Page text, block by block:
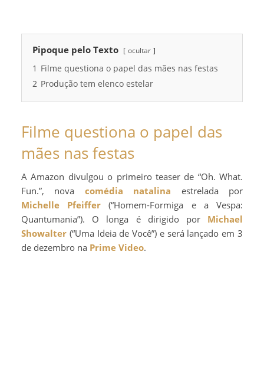
Pipoque pelo Texto ocultar
1 Filme questiona o papel das mães nas festas
2 Produção tem elenco estelar
Filme questiona o papel das
mães nas festas
A Amazon divulgou o primeiro teaser de “Oh. What.
Fun.”, nova comédia natalina estrelada por
Michelle Pfeiffer (“Homem-Formiga e a Vespa:
Quantumania”). O longa é dirigido por Michael
Showalter (“Uma Ideia de Você”) e será lançado em 3
de dezembro na Prime Video.